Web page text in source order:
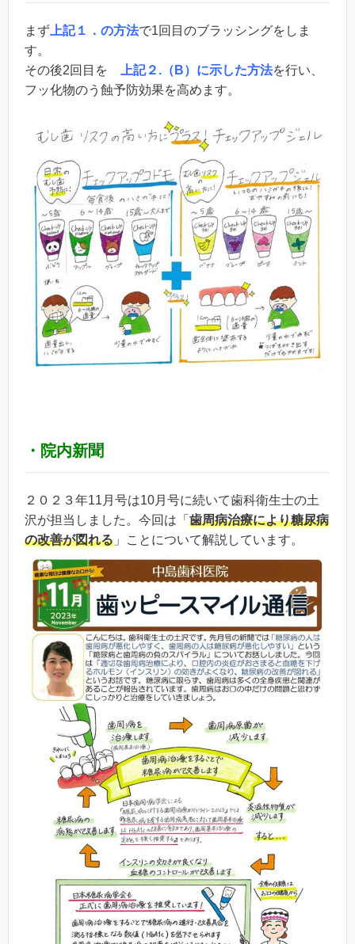
まず 上記１．の方法で1回目のブラッシングをしま
す。
その後2回目を
上記２.（B）に示した方法を行い、
フッ化物のう蝕予防効果を高めます。
・院内新聞
２０２３年11月号は10月号に続いて歯科衛生士の土
沢が担当しました。今回は「 歯周病治療により糖尿病
の改善が図れる 」ことについて解説しています。